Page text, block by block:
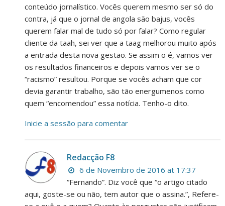
conteúdo jornalístico. Vocês querem mesmo ser só do
contra, já que o jornal de angola são bajus, vocês
querem falar mal de tudo só por falar? Como regular
cliente da taah, sei ver que a taag melhorou muito após
a entrada desta nova gestão. Se assim o é, vamos ver
os resultados financeiros e depois vamos ver se o
“racismo” resultou. Porque se vocês acham que cor
devia garantir trabalho, são tão energumenos como
quem “encomendou” essa notícia. Tenho-o dito.
Inicie a sessão para comentar
Redacção F8
6 de Novembro de 2016 at 17:37
“Fernando”. Diz você que “o artigo citado
aqui, goste-se ou não, tem autor que o assina.”, Refere-